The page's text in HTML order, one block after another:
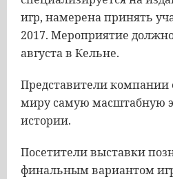
игр, намерена принять
2017. Мероприятие
августа в Кельне.
Представители
миру самую масштабную
истории.
Посетители выставки
финальным вариантом